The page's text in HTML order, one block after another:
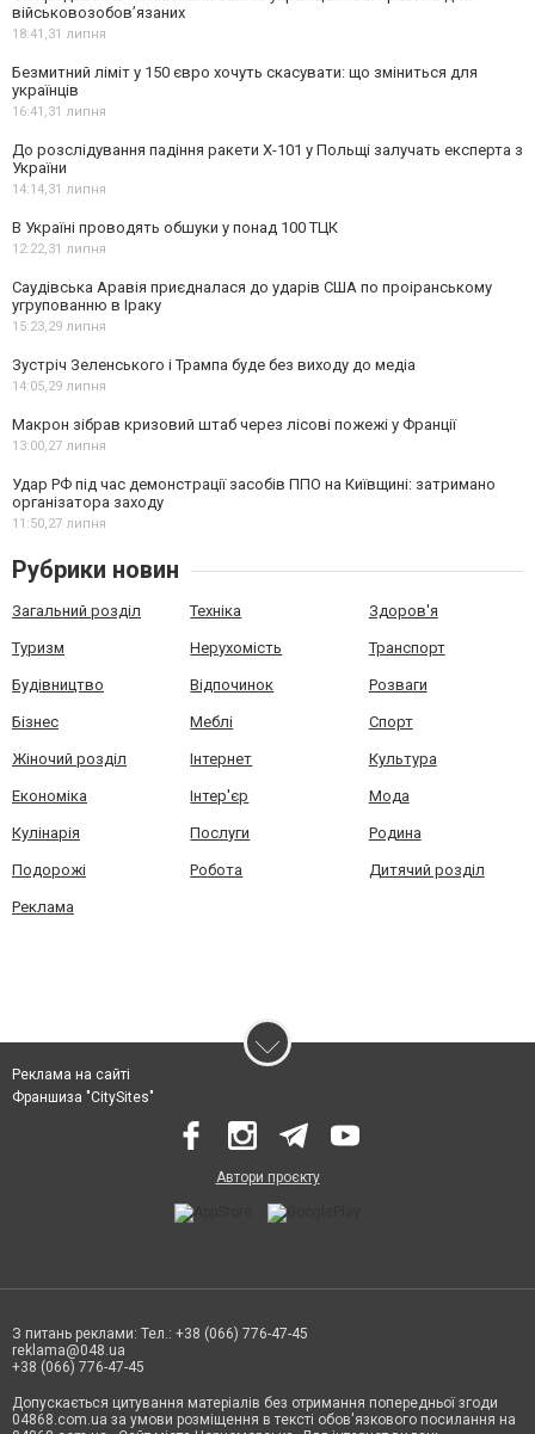
військовозобов’язаних
18:41,31 липня
Безмитний ліміт у 150 євро хочуть скасувати: що зміниться для
українців
16:41,31 липня
До розслідування падіння ракети Х-101 у Польщі залучать експерта з
України
14:14,31 липня
В Україні проводять обшуки у понад 100 ТЦК
12:22,31 липня
Саудівська Аравія приєдналася до ударів США по проіранському
угрупованню в Іраку
15:23,29 липня
Зустріч Зеленського і Трампа буде без виходу до медіа
14:05,29 липня
Макрон зібрав кризовий штаб через лісові пожежі у Франції
13:00,27 липня
Удар РФ під час демонстрації засобів ППО на Київщині: затримано
організатора заходу
11:50,27 липня
Рубрики новин
Загальний розділ Техніка Здоров'я
Туризм Нерухомість Транспорт
Будівництво Відпочинок Розваги
Бізнес Меблі Спорт
Жіночий розділ Інтернет Культура
Економіка Інтер'єр Мода
Кулінарія Послуги Родина
Подорожі Робота Дитячий розділ
Реклама
Реклама на сайті
Франшиза "CitySites"
Автори проєкту
З питань реклами: Тел.: +38 (066) 776-47-45
reklama@048.ua
+38 (066) 776-47-45
Допускається цитування матеріалів без отримання попередньої згоди
04868.com.ua за умови розміщення в тексті обов'язкового посилання на